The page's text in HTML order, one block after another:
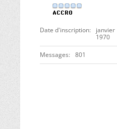
Date d'inscription
janvier
1970
Messages 801